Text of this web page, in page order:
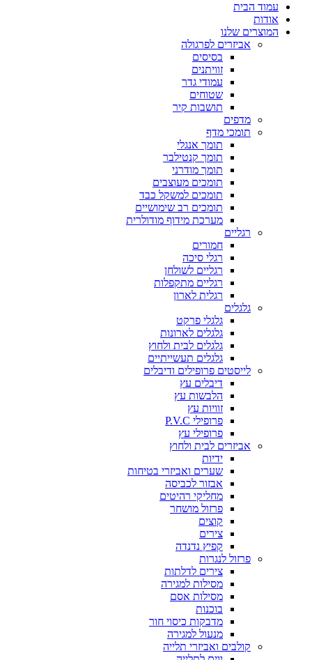
עמוד הבית
אודות
המוצרים שלנו
אביזרים לפרגולה
בסיסים
זוויתנים
עמודי גדר
שטוחים
תושבות קיר
מדפים
תומכי מדף
תומך אנגלי
תומך קנטילבר
תומך מודרני
תומכים מעוצבים
תומכים למשקל כבד
תומכים רב שימושיים
מערכת מידוף מודולרית
רגליים
חמורים
רגלי סיכה
רגליים לשולחן
רגליים מתקפלות
רגלית לארון
גלגלים
גלגלי פרקט
גלגלים לארונות
גלגלים לבית ולחוץ
גלגלים תעשייתיים
לייסטים פרופילים ודיבלים
דיבלים עץ
הלבשות עץ
זוויות עץ
פרופילי P.V.C
פרופילי עץ
אביזרים לבית ולחוץ
ידיות
שערים ואביזרי בטיחות
אבזור לכביסה
מחליקי רהיטים
פרזול מושחר
קוצים
צירים
קפיץ נדנדה
פרזול לנגרות
צירים לדלתות
מסילות למגירה
מסילות אסם
בוכנות
מדבקות כיסוי חור
מנעול למגירה
קולבים ואביזרי תלייה